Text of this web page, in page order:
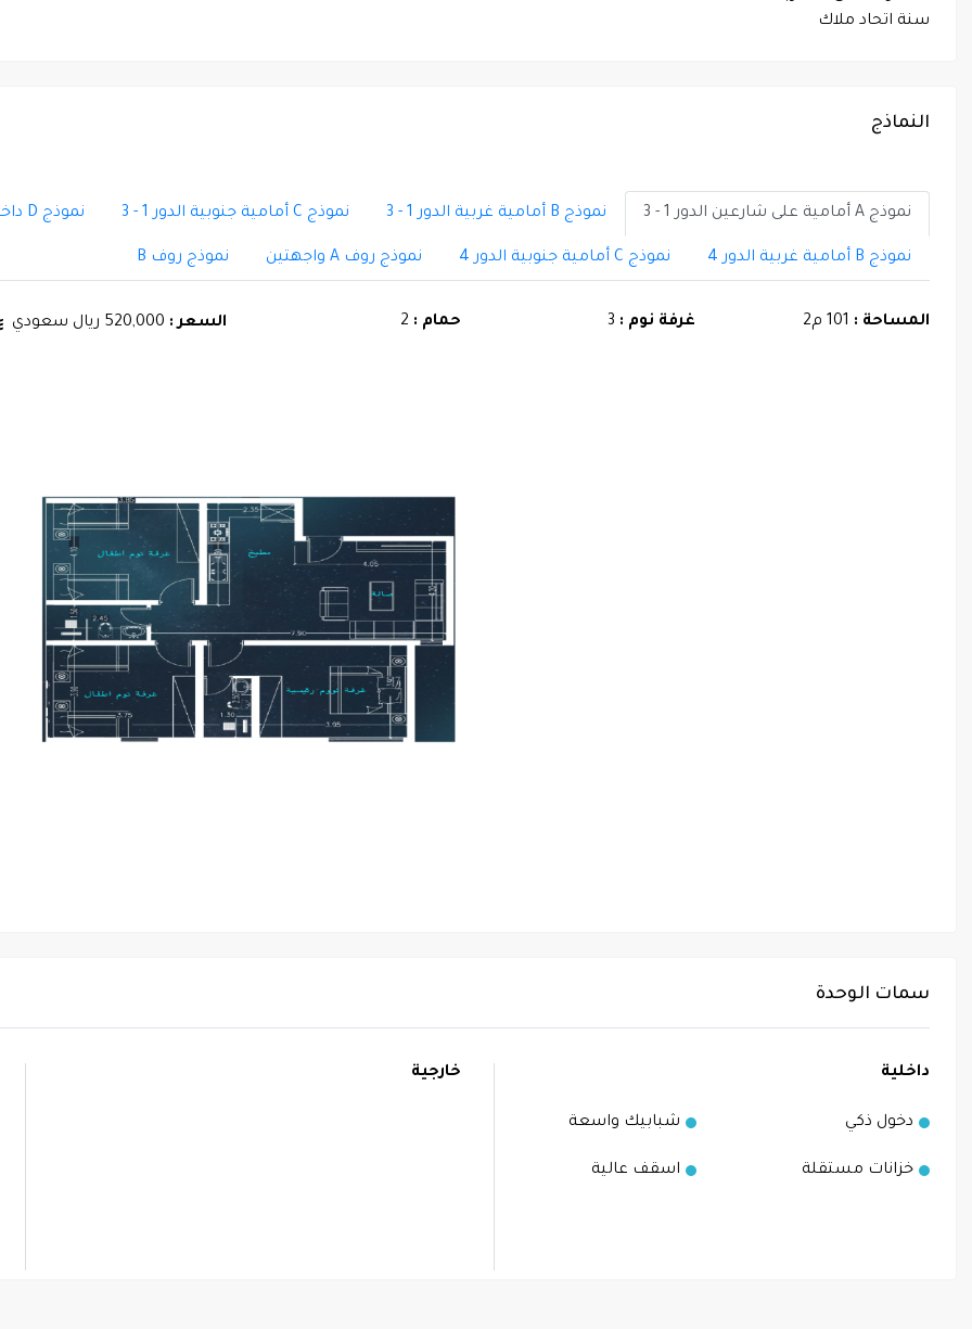
سنة اتحاد ملاك
النماذج
نموذج A أمامية على شارعين الدور 1 - 3 نموذج B أمامية غربية الدور 1 - 3 نموذج C أمامية جنوبية الدور 1 - 3 نموذج D داخلية الدور 1 - 3
نموذج B أمامية غربية الدور 4 نموذج C أمامية جنوبية الدور 4 نموذج روف A واجهتين نموذج روف B
المساحة : 101 م2 غرفة نوم : 3 حمام : 2 السعر : 520,000 ريال سعودي
سمات الوحدة
داخلية
دخول ذكي شبابيك واسعة
خزانات مستقلة اسقف عالية
خارجية